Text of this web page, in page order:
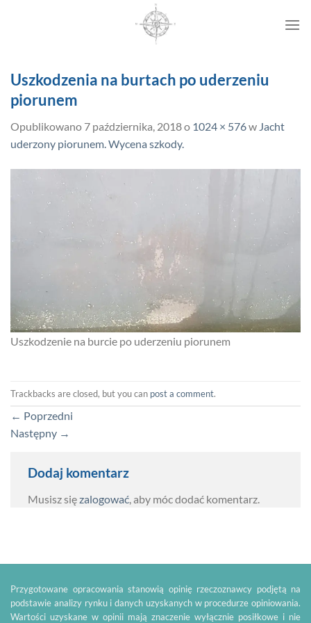
Uszkodzenia na burtach po uderzeniu
piorunem
Opublikowano 7 października, 2018o 1024 × 576w Jacht
uderzony piorunem. Wycena szkody.
Uszkodzenie na burcie po uderzeniu piorunem
Trackbacks are closed, but you can post a comment.
← Poprzedni
Następny →
Dodaj komentarz
Musisz sięzalogować , aby móc dodać komentarz.
Przygotowane opracowania stanowią opinię rzeczoznawcy podjętą na
podstawie analizy rynku i danych uzyskanych w procedurze opiniowania.
Wartości uzyskane w opinii mają znaczenie wyłącznie posiłkowe i nie